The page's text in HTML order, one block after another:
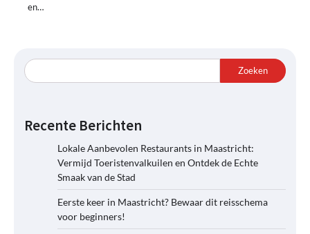
en…
Zoeken
Recente Berichten
Lokale Aanbevolen Restaurants in Maastricht:
Vermijd Toeristenvalkuilen en Ontdek de Echte
Smaak van de Stad
Eerste keer in Maastricht? Bewaar dit reisschema
voor beginners!